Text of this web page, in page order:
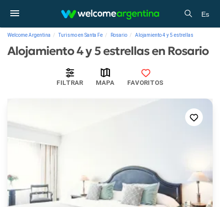
Es
Welcome Argentina Turismo en Santa Fe Rosario Alojamiento 4 y 5 estrellas
Alojamiento 4 y 5 estrellas en Rosario
FILTRAR MAPA FAVORITOS